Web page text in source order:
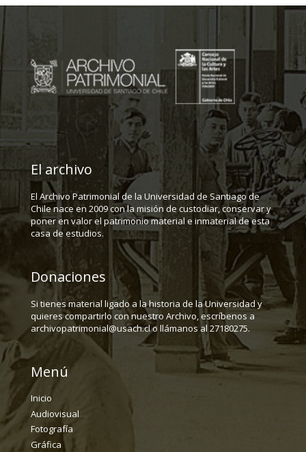
El archivo
El Archivo Patrimonial de la Universidad de Santiago de
Chile nace en 2009 con la misión de custodiar, conservar y
poner en valor el patrimonio material e inmaterial de esta
casa de estudios.
Donaciones
Si tienes material ligado a la historia de la Universidad y
quieres compartirlo con nuestro Archivo, escríbenos a
archivopatrimonial@usach.cl o llámanos al 27180275.
Menú
Inicio
Audiovisual
Fotografía
Gráfica